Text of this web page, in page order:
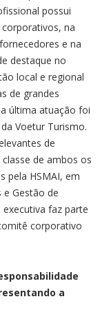
possui
na
e na
destaque no
local e regional
de grandes
última atuação foi
Voetur Turismo.
de
de ambos os
pela HSMAI, em
e Gestão de
faz parte
corporativo
a